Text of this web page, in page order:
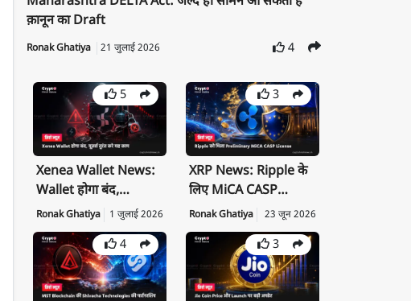
क़ानून का Draft
Ronak Ghatiya 21 जुलाई 2026 4
5
Xenea Wallet News:
Wallet होगा बंद,
Private Key तुरंत करें
Export
Ronak Ghatiya 1 जुलाई 2026
3
XRP News: Ripple के
लिए MiCA CASP
License क्यों है बड़ी
उपलब्धि
Ronak Ghatiya 23 जून 2026
4 3